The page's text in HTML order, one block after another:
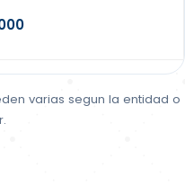
varias segun la entidad o